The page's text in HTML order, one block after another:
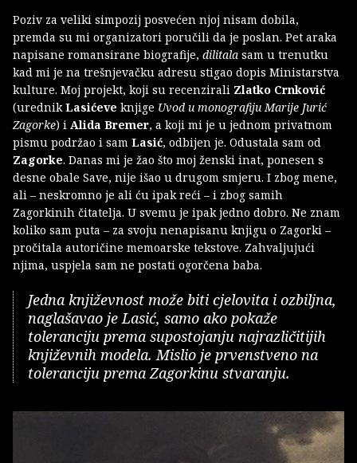
Poziv za veliki simpozij posvećen njoj nisam dobila,
premda su mi organizatori poručili da je poslan. Pet araka
napisane romansirane biografije, dilitala sam u trenutku
kad mi je na trešnjevačku adresu stigao dopis Ministarstva
kulture. Moj projekt, koji su recenzirali Zlatko Crnković
(urednik Lasićeve knjige Uvod u monografiju Marije Jurić
Zagorke) i Alida Bremer, a koji mi je u jednom privatnom
pismu podržao i sam Lasić, odbijen je. Odustala sam od
Zagorke. Danas mi je žao što moj ženski inat, ponesen s
desne obale Save, nije išao u drugom smjeru. I zbog mene,
ali – neskromno je ali ću ipak reći – i zbog samih
Zagorkinih čitatelja. U svemu je ipak jedno dobro. Ne znam
koliko sam puta – za svoju nenapisanu knjigu o Zagorki –
pročitala autoričine memoarske tekstove. Zahvaljujući
njima, uspjela sam ne postati ogorčena baba.
Jedna književnost može biti cjelovita i ozbiljna,
naglašavao je Lasić, samo ako pokaže
toleranciju prema supostojanju najrazličitijih
književnih modela. Mislio je prvenstveno na
toleranciju prema Zagorkinu stvaranju.